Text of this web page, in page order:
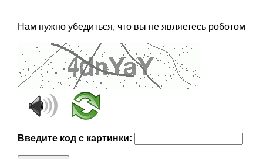
Нам нужно убедиться, что вы не являетесь роботом
Введите код с картинки: